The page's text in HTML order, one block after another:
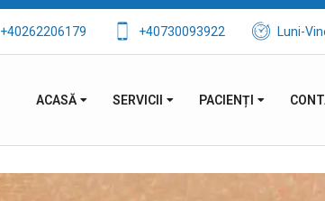
+40262206179 +40730093922 Luni-
ACASĂ SERVICII PACIENȚI